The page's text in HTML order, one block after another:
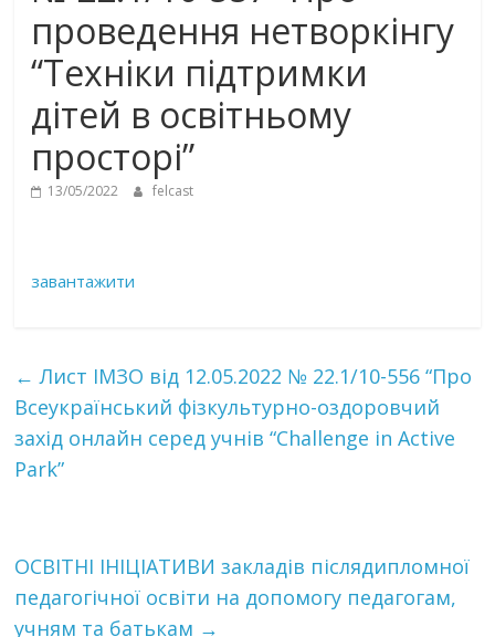
проведення нетворкінгу
“Техніки підтримки
дітей в освітньому
просторі”
13/05/2022 felcast
завантажити
← Лист ІМЗО від 12.05.2022 № 22.1/10-556 “Про
Всеукраїнський фізкультурно-оздоровчий
захід онлайн серед учнів “Сhallenge in Active
Park”
ОСВІТНІ ІНІЦІАТИВИ закладів післядипломної
педагогічної освіти на допомогу педагогам,
учням та батькам →